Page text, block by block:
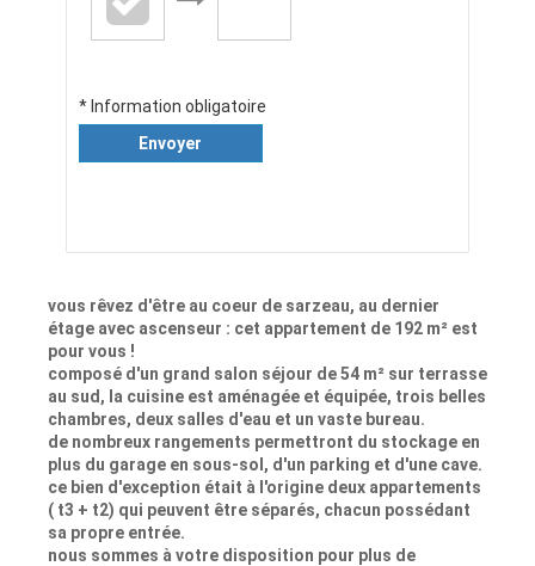
* Information obligatoire
Envoyer
vous rêvez d'être au coeur de sarzeau, au dernier
étage avec ascenseur : cet appartement de 192 m² est
pour vous !
composé d'un grand salon séjour de 54 m² sur terrasse
au sud, la cuisine est aménagée et équipée, trois belles
chambres, deux salles d'eau et un vaste bureau.
de nombreux rangements permettront du stockage en
plus du garage en sous-sol, d'un parking et d'une cave.
ce bien d'exception était à l'origine deux appartements
( t3 + t2) qui peuvent être séparés, chacun possédant
sa propre entrée.
nous sommes à votre disposition pour plus de